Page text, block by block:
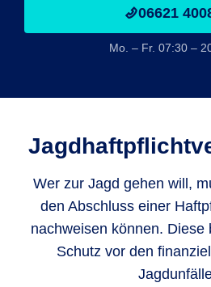
06621
Mo. – Fr. 07:30 –
Wer zur Jagd gehen will,
den Abschluss einer
nachweisen können. Diese
Schutz vor den